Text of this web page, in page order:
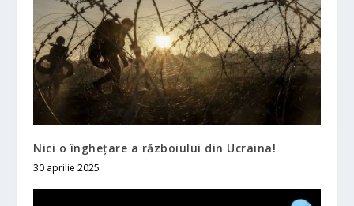
Nici o îngheţare a războiului din Ucraina!
30 aprilie 2025